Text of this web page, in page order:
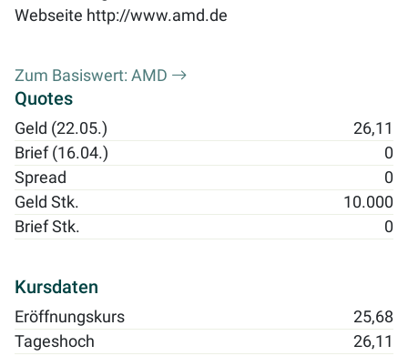
Webseite http://www.amd.de
Zum Basiswert: AMD
Quotes
Geld (22.05.)
26,11
Brief (16.04.)
0
Spread
0
Geld Stk.
10.000
Brief Stk.
0
Kursdaten
Eröffnungskurs
25,68
Tageshoch
26,11